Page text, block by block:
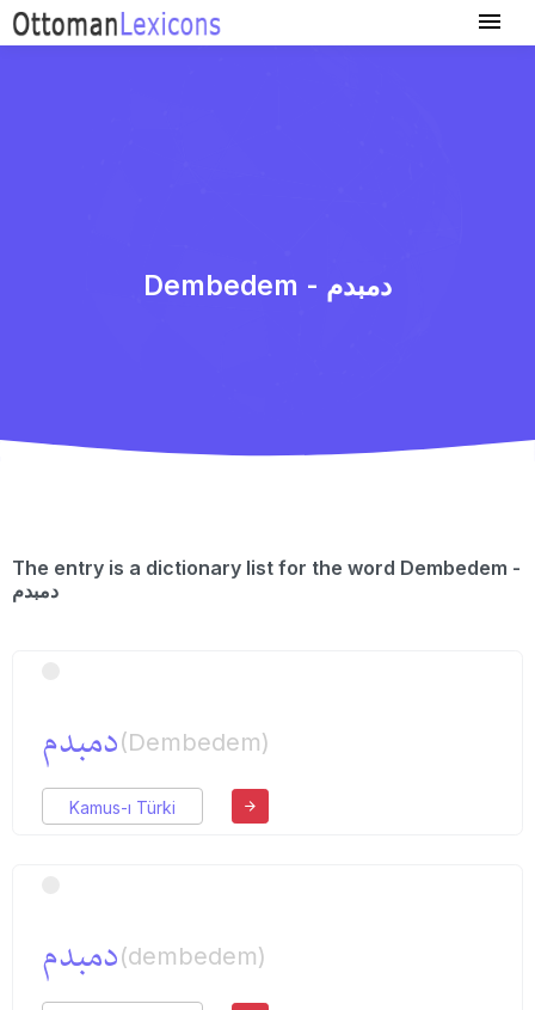
Dembedem - دمبدم
The entry is a dictionary list for the word Dembedem -
دمبدم
دمبدم(Dembedem)
Kamus-ı Türki
دمبدم(dembedem)